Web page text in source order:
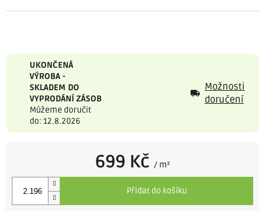
UKONČENÁ
VÝROBA -
SKLADEM DO
VYPRODÁNÍ ZÁSOB
Můžeme doručit
do: 12.8.2026
Možnosti
doručení
699 Kč / m²
Měrná
Přidat do košíku